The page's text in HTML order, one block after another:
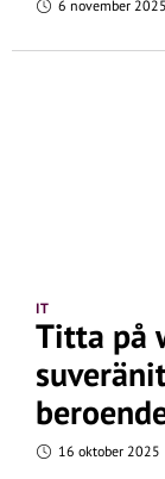
6 november 2025
IT
Titta på
16 oktober 2025